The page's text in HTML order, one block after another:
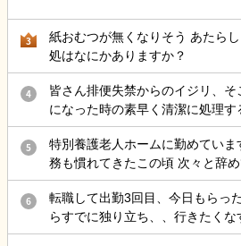
3
紙おむつが無くなりそう あたら
処はなにかありますか？
4
皆さん排便失禁からのイジリ、
になった時の素早く清潔に処理す
アしていますか？
5
特別養護老人ホームに勤めてい
務も慣れてきたこの頃 次々と辞
お局さんは他部署にいるので そ
り、滅多に会うことはないですが
ら、またあのハラスメントを 受
思うと 憂鬱になります ようやく
6
転職して出勤3回目、今日もらっ
らすでに独り立ち、、行きたくな
るけど、ブランクあって不安なこ